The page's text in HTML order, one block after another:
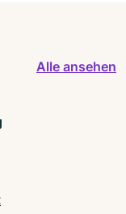
Alle ansehen